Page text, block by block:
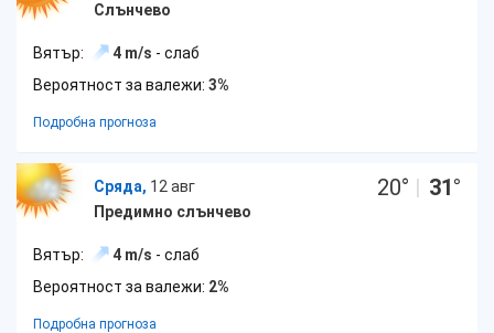
Слънчево
Вятър: 4 m/s - слаб
Вероятност за валежи: 3%
Подробна прогноза
Сряда, 12 авг
Предимно слънчево
20° | 31°
Вятър: 4 m/s - слаб
Вероятност за валежи: 2%
Подробна прогноза